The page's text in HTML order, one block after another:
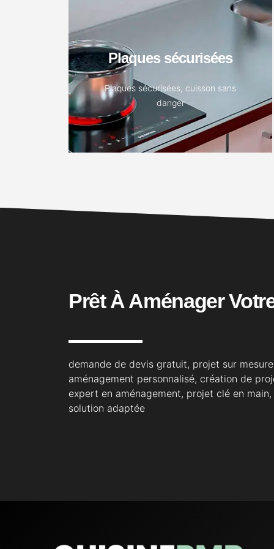
Plaques sécurisées
Plaques sécurisées, cuisson sans
danger
EN SAVOIR PLUS
Prêt À Aménager
demande de devis gratuit, projet sur
aménagement personnalisé, création de
expert en aménagement, projet clé en
solution adaptée